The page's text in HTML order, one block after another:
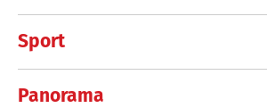
Sport
Panorama